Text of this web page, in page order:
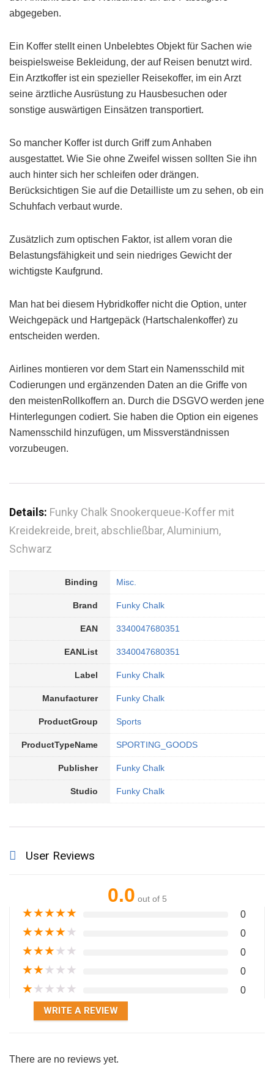
abgegeben.
Ein Koffer stellt einen Unbelebtes Objekt für Sachen wie
beispielsweise Bekleidung, der auf Reisen benutzt wird.
Ein Arztkoffer ist ein spezieller Reisekoffer, im ein Arzt
seine ärztliche Ausrüstung zu Hausbesuchen oder
sonstige auswärtigen Einsätzen transportiert.
So mancher Koffer ist durch Griff zum Anhaben
ausgestattet. Wie Sie ohne Zweifel wissen sollten Sie ihn
auch hinter sich her schleifen oder drängen.
Berücksichtigen Sie auf die Detailliste um zu sehen, ob ein
Schuhfach verbaut wurde.
Zusätzlich zum optischen Faktor, ist allem voran die
Belastungsfähigkeit und sein niedriges Gewicht der
wichtigste Kaufgrund.
Man hat bei diesem Hybridkoffer nicht die Option, unter
Weichgepäck und Hartgepäck (Hartschalenkoffer) zu
entscheiden werden.
Airlines montieren vor dem Start ein Namensschild mit
Codierungen und ergänzenden Daten an die Griffe von
den meistenRollkoffern an. Durch die DSGVO werden jene
Hinterlegungen codiert. Sie haben die Option ein eigenes
Namensschild hinzufügen, um Missverständnissen
vorzubeugen.
Details: Funky Chalk Snookerqueue-Koffer mit
Kreidekreide, breit, abschließbar, Aluminium,
Schwarz
Binding Misc.
Brand Funky Chalk
EAN 3340047680351
EANList 3340047680351
Label Funky Chalk
Manufacturer Funky Chalk
ProductGroup Sports
ProductTypeName SPORTING_GOODS
Publisher Funky Chalk
Studio Funky Chalk
User Reviews
0.0 out of 5
★★★★★ 0
★★★★★ 0
★★★★★ 0
★★★★★ 0
★★★★★ 0
WRITE A REVIEW
There are no reviews yet.